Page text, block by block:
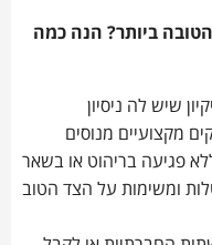
ביותר? הנה כמה
שיש לה ניסיון
מקצועיים מנוסים
פגיעה בריהוט או בשאר
ומשימות על הצד הטוב